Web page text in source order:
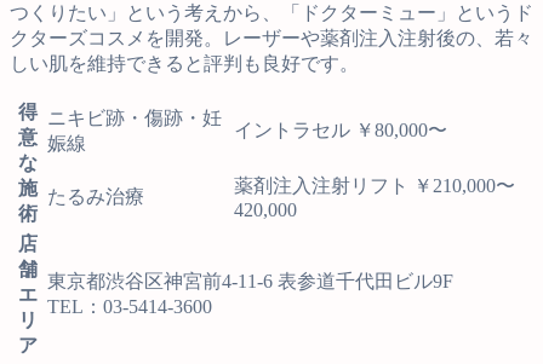
つくりたい」という考えから、「ドクターミュー」というド
クターズコスメを開発。レーザーや薬剤注入注射後の、若々
しい肌を維持できると評判も良好です。
得
意
な
施
術
ニキビ跡・傷跡・妊
娠線
イントラセル ￥80,000〜
たるみ治療
薬剤注入注射リフト ￥210,000〜
420,000
店
舗
エ
リ
ア
東京都渋谷区神宮前4-11-6 表参道千代田ビル9F
TEL：03-5414-3600